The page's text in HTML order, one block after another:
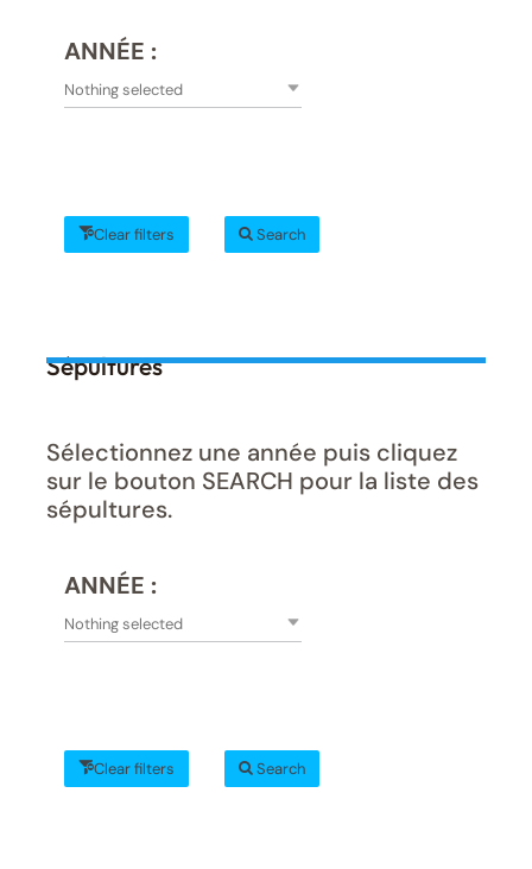
ANNÉE :
Nothing selected
Clear filters Search
Sépultures
Sélectionnez une année puis cliquez
sur le bouton SEARCH pour la liste des
sépultures.
ANNÉE :
Nothing selected
Clear filters Search